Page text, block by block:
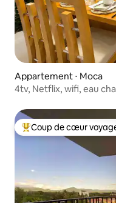
Appartement ⋅ Moca
4tv, Netflix, wifi, eau
Coups de cœur
Coup de cœur